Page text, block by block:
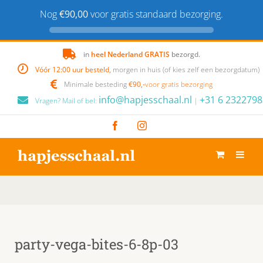
Nog€90,00voor gratis standaard bezorging.
content
in heel Nederland GRATIS bezorgd.
Vóór 12:00 uur besteld, morgen in huis (of kies zelf een bezorgdatum)
Minimale besteding€90,-voor gratis bezorging
Vragen? Mail of bel: info@hapjesschaal.nl | +31 6
FacebookInstagram
party-vega-bites-6-8p-03